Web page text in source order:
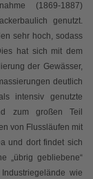
(1869-1887)
genutzt.
sehr hoch, sodass
hat sich mit dem
der Gewässer,
deutlich
intensiv genutzte
zum großen Teil
von Flussläufen mit
und dort findet sich
„übrig gebliebene“
wie